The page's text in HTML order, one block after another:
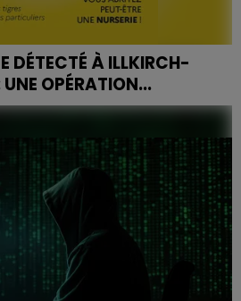
DÉTECTÉ À ILLKIRCH-
OPÉRATION...
cas de dengue chez une
et préfectorales...